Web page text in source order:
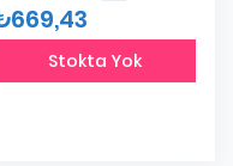
Stokta Yok